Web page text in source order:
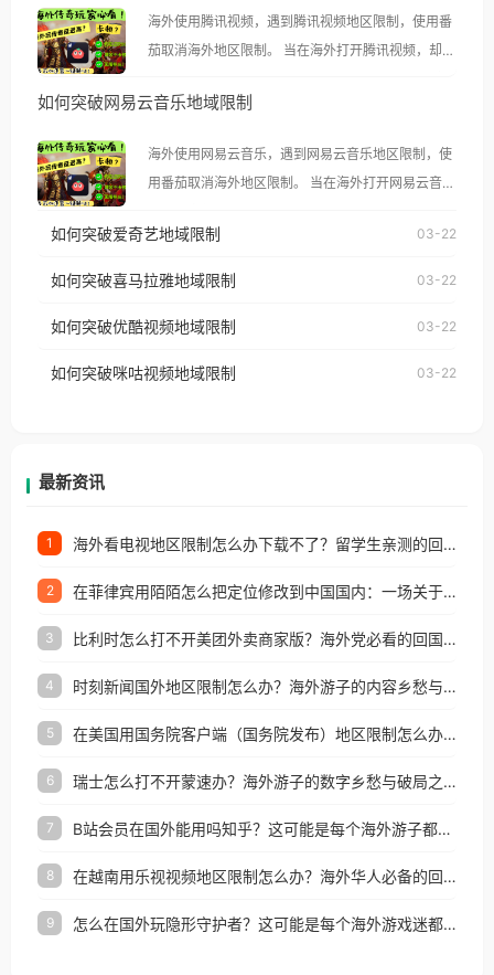
海外使用腾讯视频，遇到腾讯视频地区限制，使用番
茄取消海外地区限制。 当在海外打开腾讯视频，却突
示语。 海外用户如香港、澳门、台湾、美国、加拿
像其他音乐平台一样，出现地区及版权限制问题，且
仅能在中国大陆地区播放。 遇到这个问题的朋友们，
使用番茄回国加速器，即可解决「海外用户收听腾讯
台湾、美国、加拿大、澳大利亚、欧洲等国家和地区
权限制所困扰。
如何突破网易云音乐地域限制
海外使用网易云音乐，遇到网易云音乐地区限制，使
用番茄取消海外地区限制。 当在海外打开网易云音
播放”的提示语。 海外用户如香港、澳门、台湾、美
国、加拿大、澳大利亚、欧洲等国家和地区时，网易
制问题，且仅能在中国大陆地区播放。 遇到这个问题
户收听网易云音乐地区版权限制」的问题，无论人在
如何突破爱奇艺地域限制 03-22
如何突破喜马拉雅地域限制 03-22
如何突破优酷视频地域限制 03-22
如何突破咪咕视频地域限制 03-22
最新资讯
1 海外看电视地区限制怎么办下载不了？留学生亲测的回国加速方案（附2026世界杯观赛技巧）
2 在菲律宾用陌陌怎么把定位修改到中国国内：一场关于归属感与连接的探索
3 比利时怎么打不开美团外卖商家版？海外党必看的回国加速全攻略
4 时刻新闻国外地区限制怎么办？海外游子的内容乡愁与破局之路
5 在美国用国务院客户端（国务院发布）地区限制怎么办？3步解决海外看国内内容难题
6 瑞士怎么打不开蒙速办？海外游子的数字乡愁与破局之路
7 B站会员在国外能用吗知乎？这可能是每个海外游子都问过的问题
8 在越南用乐视视频地区限制怎么办？海外华人必备的回国加速攻略
9 怎么在国外玩隐形守护者？这可能是每个海外游戏迷都问过的问题